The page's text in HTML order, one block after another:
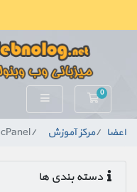
0 کارت خرید
اعضا مرکز آموزش cPanel
دسته بندی ها